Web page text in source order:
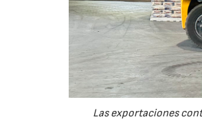
Las exportaciones